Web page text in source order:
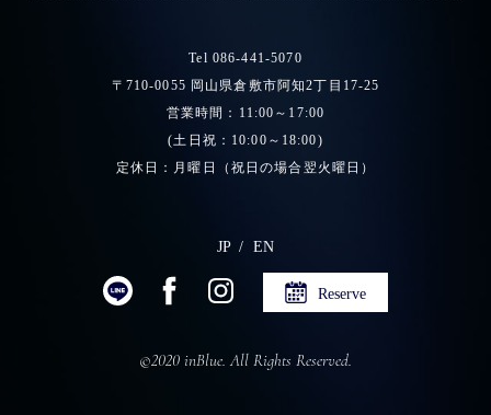
Tel 086-441-5070
〒710-0055 岡山県倉敷市阿知2丁目17-25
営業時間：11:00～17:00
(土日祝：10:00～18:00)
定休日：月曜日（祝日の場合翌火曜日）
JP EN
Reserve
©2020 inBlue. All Rights Reserved.